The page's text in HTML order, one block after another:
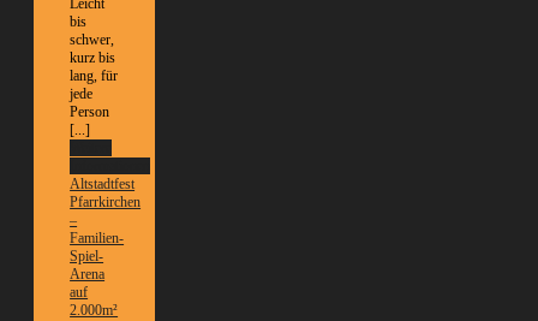
Leicht
bis
schwer,
kurz bis
lang, für
jede
Person
[...]
Altstadtfest
Pfarrkirchen
–
Familien-
Spiel-
Arena
auf
2.000m²